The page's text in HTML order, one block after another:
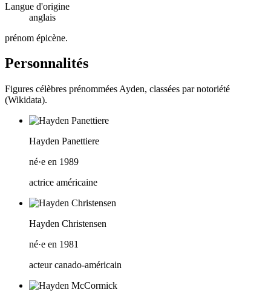
Langue d'origine
anglais
prénom épicène.
Personnalités
Figures célèbres prénommées Ayden, classées par notoriété
(Wikidata).
Hayden Panettiere
né·e en 1989
actrice américaine
Hayden Christensen
né·e en 1981
acteur canado-américain